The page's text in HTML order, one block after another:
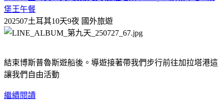
堡王午餐
202507土耳其10天9夜 國外旅遊
結束博斯普魯斯遊船後。導遊接著帶我們步行前往加拉塔港這
讓我們自由活動
繼續閱讀